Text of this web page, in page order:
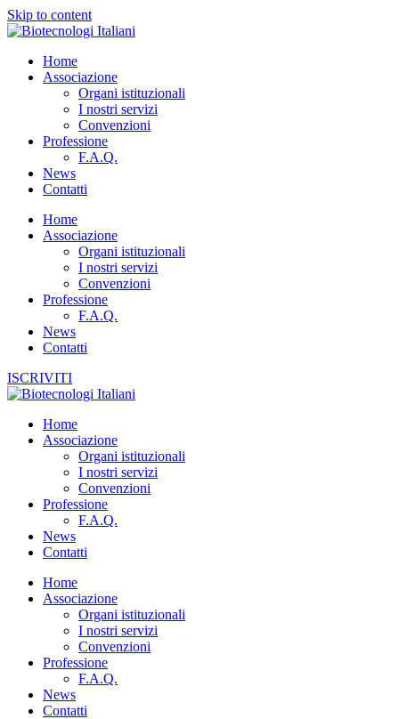
Skip to content
Home
Associazione
Organi istituzionali
I nostri servizi
Convenzioni
Professione
F.A.Q.
News
Contatti
Home
Associazione
Organi istituzionali
I nostri servizi
Convenzioni
Professione
F.A.Q.
News
Contatti
ISCRIVITI
Home
Associazione
Organi istituzionali
I nostri servizi
Convenzioni
Professione
F.A.Q.
News
Contatti
Home
Associazione
Organi istituzionali
I nostri servizi
Convenzioni
Professione
F.A.Q.
News
Contatti